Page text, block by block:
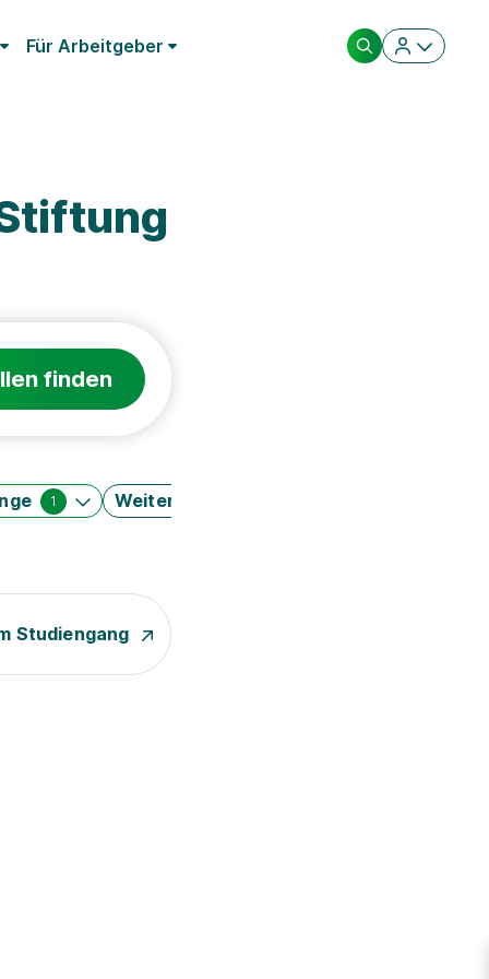
Für Arbeitgeber
finden
1 Weitere Filter
Studiengang